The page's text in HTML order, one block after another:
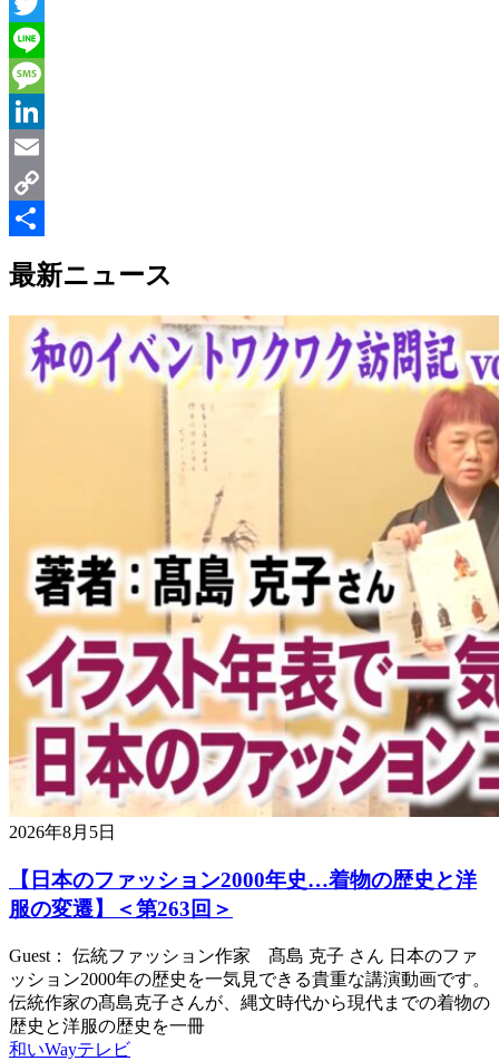
最新ニュース
2026年8月5日
【日本のファッション2000年史…着物の歴史と洋
服の変遷】＜第263回＞
Guest： 伝統ファッション作家 髙島 克子 さん 日本のファ
ッション2000年の歴史を一気見できる貴重な講演動画です。
伝統作家の髙島克子さんが、縄文時代から現代までの着物の
歴史と洋服の歴史を一冊
和いWayテレビ